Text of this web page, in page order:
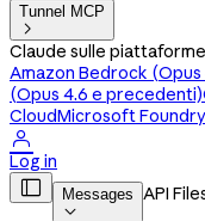
Tunnel MCP

Claude sulle
Amazon Bedrock (Opus
(Opus 4.6 e precedenti)
CloudMicrosoft Foundry

Log in
 Messages

API